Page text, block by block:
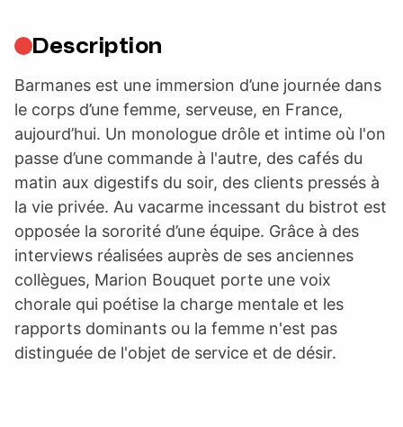
Description
Barmanes est une immersion d’une journée dans
le corps d’une femme, serveuse, en France,
aujourd’hui. Un monologue drôle et intime où l'on
passe d’une commande à l'autre, des cafés du
matin aux digestifs du soir, des clients pressés à
la vie privée. Au vacarme incessant du bistrot est
opposée la sororité d’une équipe. Grâce à des
interviews réalisées auprès de ses anciennes
collègues, Marion Bouquet porte une voix
chorale qui poétise la charge mentale et les
rapports dominants ou la femme n'est pas
distinguée de l'objet de service et de désir.